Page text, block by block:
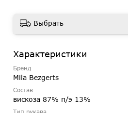
Выбрать
Характеристики
Бренд
Mila Bezgerts
Состав
вискоза 87% п/э 13%
Тип рукава